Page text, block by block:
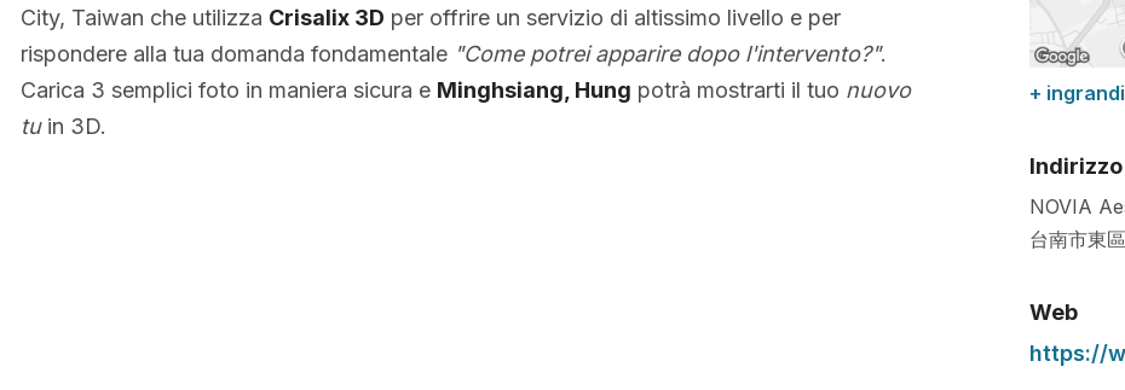
City, Taiwan che utilizza Crisalix 3D per offrire un servizio di altissimo livello e per
rispondere alla tua domanda fondamentale "Come potrei apparire dopo l'intervento?".
Carica 3 semplici foto in maniera sicura e Minghsiang, Hung potrà mostrarti il tuo nuovo
tuin 3D.
+
Indirizzo
NOVIA
台南市東
Web
https://